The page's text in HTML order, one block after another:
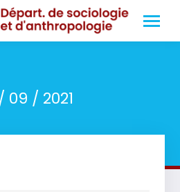
09 / 2021